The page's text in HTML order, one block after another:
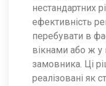
нестандартних
ефективність
перебувати в
вікнами або ж у
замовника. Ці
реалізовані як